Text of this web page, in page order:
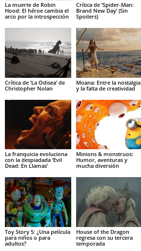
La muerte de Robin
Hood: El héroe cambia el
arco por la introspección
Crítica de ‘Spider-Man:
Brand New Day’ (Sin
Spoilers)
Crítica de ‘La Odisea’ de
Christopher Nolan
Moana: Entre la nostalgia
y la falta de creatividad
La franquicia evoluciona
con la despiadada ‘Evil
Dead: En Llamas’
Minions & monstruos:
Humor, aventuras y
mucha diversión
Toy Story 5: ¿Una película
para niños o para
adultos?
House of the Dragon
regresa con su tercera
temporada